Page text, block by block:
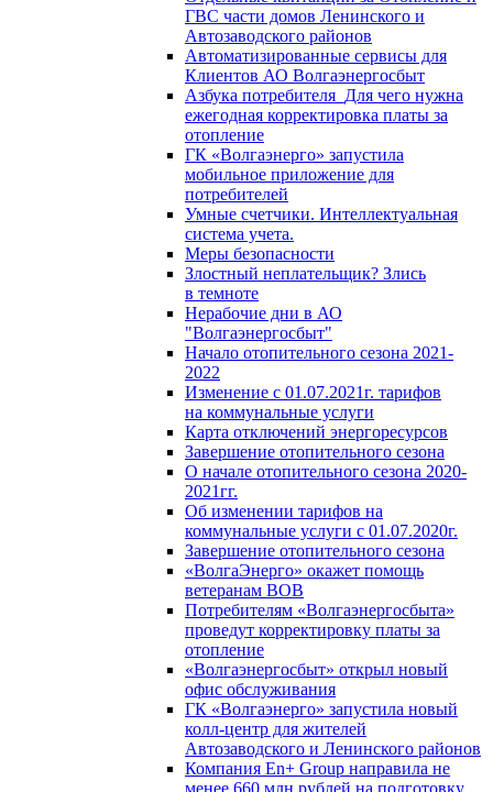
ГВС части домов Ленинского и
Автозаводского районов
Автоматизированные сервисы для
Клиентов АО Волгаэнергосбыт
Азбука потребителя_Для чего нужна
ежегодная корректировка платы за
отопление
ГК «Волгаэнерго» запустила
мобильное приложение для
потребителей
Умные счетчики. Интеллектуальная
система учета.
Меры безопасности
Злостный неплательщик? Злись
в темноте
Нерабочие дни в АО
"Волгаэнергосбыт"
Начало отопительного сезона 2021-
2022
Изменение с 01.07.2021г. тарифов
на коммунальные услуги
Карта отключений энергоресурсов
Завершение отопительного сезона
О начале отопительного сезона 2020-
2021гг.
Об изменении тарифов на
коммунальные услуги с 01.07.2020г.
Завершение отопительного сезона
«ВолгаЭнерго» окажет помощь
ветеранам ВОВ
Потребителям «Волгаэнергосбыта»
проведут корректировку платы за
отопление
«Волгаэнергосбыт» открыл новый
офис обслуживания
ГК «Волгаэнерго» запустила новый
колл-центр для жителей
Автозаводского и Ленинского районов
Компания En+ Group направила не